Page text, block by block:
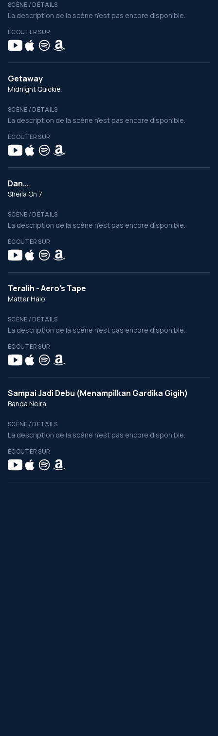
SCÈNE / DÉTAILS
La description de la scène n’est pas encore disponible.
ÉCOUTER SUR
Getaway
Midnight Quickie
SCÈNE / DÉTAILS
La description de la scène n’est pas encore disponible.
ÉCOUTER SUR
Dan...
Sheila On 7
SCÈNE / DÉTAILS
La description de la scène n’est pas encore disponible.
ÉCOUTER SUR
Teralih - Aero's Tape
Matter Halo
SCÈNE / DÉTAILS
La description de la scène n’est pas encore disponible.
ÉCOUTER SUR
Sampai Jadi Debu (Menampilkan Gardika Gigih)
Banda Neira
SCÈNE / DÉTAILS
La description de la scène n’est pas encore disponible.
ÉCOUTER SUR